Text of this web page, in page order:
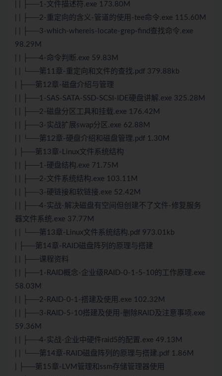
| | ├──1-文件描述符.exe 173.80M
| | ├──2-重定向的含义-管道的使用-tee命令.exe 115.60M
| | ├──3-which-whereis-locate-grep-find查找命令.exe
98.29M
| | ├──4-命令判断.exe 59.83M
| | └──第11章-重定向和文件的查找.pdf 379.88kb
| ├──第12章-磁盘介绍与管理
| | ├──1-SAS-SATA-SSD-SCSI-IDE硬盘讲解.exe 325.28M
| | ├──2-磁盘分区工具和挂载.exe 176.42M
| | ├──3-实战扩展swap分区.exe 62.88M
| | └──第12章-硬盘介绍和磁盘管理.pdf 1.30M
| ├──第13章-Linux文件系统结构
| | ├──1-硬盘结构.exe 71.75M
| | ├──2-文件系统结构.exe 103.11M
| | ├──3-硬链接和软链接.exe 52.42M
| | ├──4-实战-解决磁盘有空间但创建不了文件-修复服务
器文件系统.exe 37.77M
| | └──第13章-Linux文件系统结构.pdf 973.01kb
| ├──第14章-RAID磁盘阵列的原理与搭建
| | ├──课程资料
| | ├──1-RAID概念-企业级RAID-0-1-5-10的工作原理.exe
58.03M
| | ├──2-RAID-0-1-搭建及使用.exe 102.32M
| | ├──3-RAID-5-10搭建及使用-删除RAID及注意事项.exe
59.36M
| | ├──4-实战-企业中硬件raid5的配置.exe 49.13M
| | └──第14章-RAID磁盘阵列的原理与搭建.pdf 1.86M
| ├──第15章-LVM管理和ssm存储管理器使用